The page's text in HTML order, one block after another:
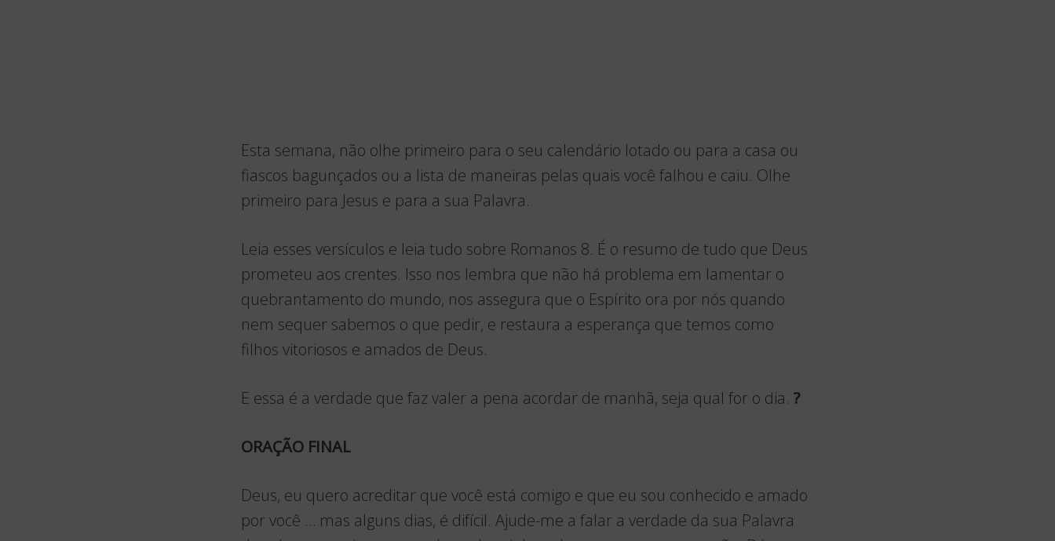
Esta semana, não olhe primeiro para o seu calendário lotado ou para a casa ou
fiascos bagunçados ou a lista de maneiras pelas quais você falhou e caiu. Olhe
primeiro para Jesus e para a sua Palavra.
Leia esses versículos e leia tudo sobre Romanos 8. É o resumo de tudo que Deus
prometeu aos crentes. Isso nos lembra que não há problema em lamentar o
quebrantamento do mundo, nos assegura que o Espírito ora por nós quando
nem sequer sabemos o que pedir, e restaura a esperança que temos como
filhos vitoriosos e amados de Deus.
E essa é a verdade que faz valer a pena acordar de manhã, seja qual for o dia. ?
ORAÇÃO FINAL
Deus, eu quero acreditar que você está comigo e que eu sou conhecido e amado
por você … mas alguns dias, é difícil. Ajude-me a falar a verdade da sua Palavra